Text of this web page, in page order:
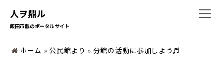
人ヲ鼎ル
飯田市鼎のポータルサイト
ホーム » 公民館より » 分館の活動に参加しよう♬